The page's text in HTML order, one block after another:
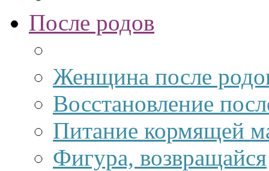
После родов
Женщина после
Восстановление
Питание кормящей
Фигура, возвращайся